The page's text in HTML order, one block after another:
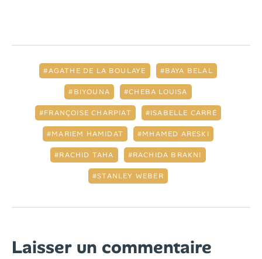
AGATHE DE LA BOULAYE BAYA BELAL
BIYOUNA CHEBA LOUISA
FRANÇOISE CHARPIAT ISABELLE CARRÉ
MARIEM HAMIDAT MHAMED ARESKI
RACHID TAHA RACHIDA BRAKNI
STANLEY WEBER
Laisser un commentaire